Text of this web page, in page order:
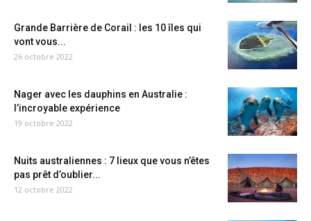
Grande Barrière de Corail : les 10 îles qui
vont vous...
26 octobre 2022
Nager avec les dauphins en Australie :
l’incroyable expérience
19 octobre 2022
Nuits australiennes : 7 lieux que vous n’êtes
pas prêt d’oublier...
12 octobre 2022